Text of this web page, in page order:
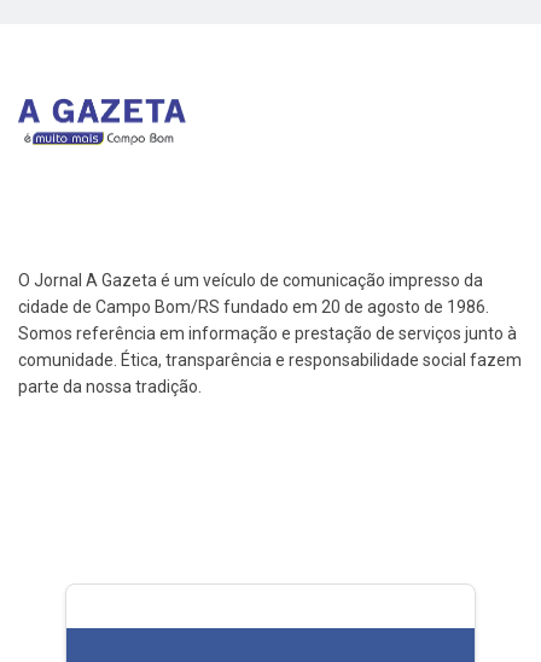
O Jornal A Gazeta é um veículo de comunicação impresso da
cidade de Campo Bom/RS fundado em 20 de agosto de 1986.
Somos referência em informação e prestação de serviços junto à
comunidade. Ética, transparência e responsabilidade social fazem
parte da nossa tradição.